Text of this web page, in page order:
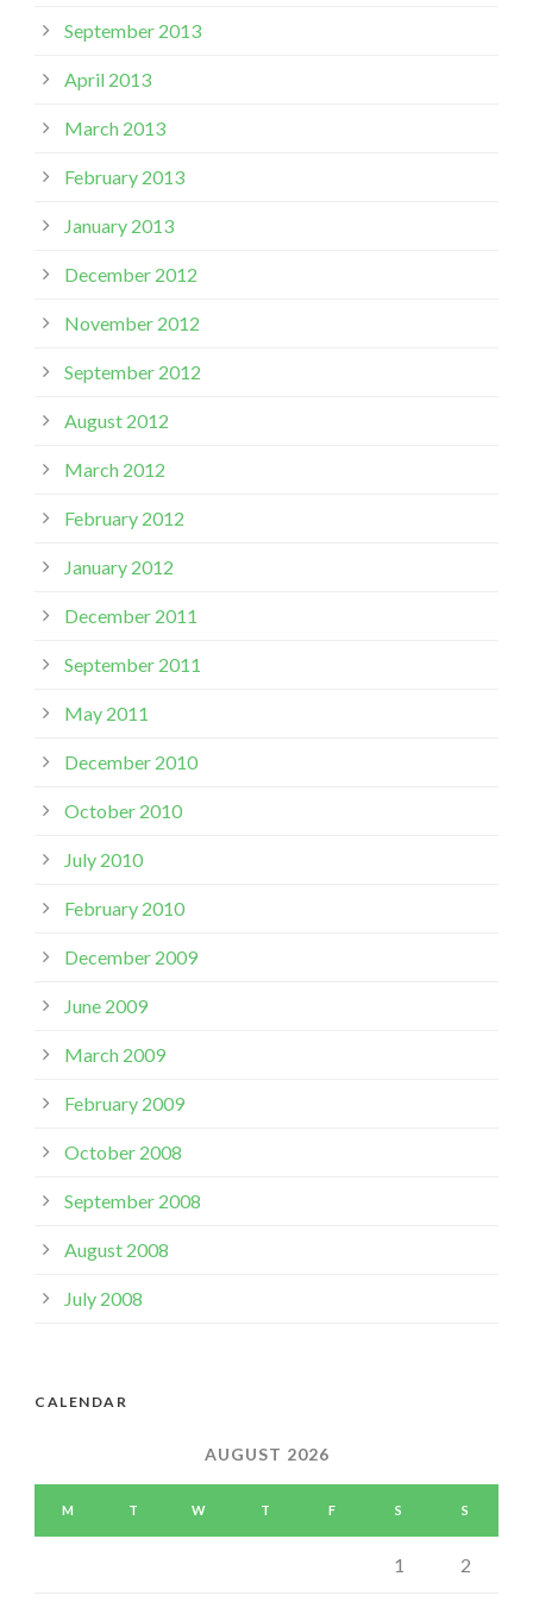
September 2013
April 2013
March 2013
February 2013
January 2013
December 2012
November 2012
September 2012
August 2012
March 2012
February 2012
January 2012
December 2011
September 2011
May 2011
December 2010
October 2010
July 2010
February 2010
December 2009
June 2009
March 2009
February 2009
October 2008
September 2008
August 2008
July 2008
CALENDAR
AUGUST 2026
M T W T F S S
1 2